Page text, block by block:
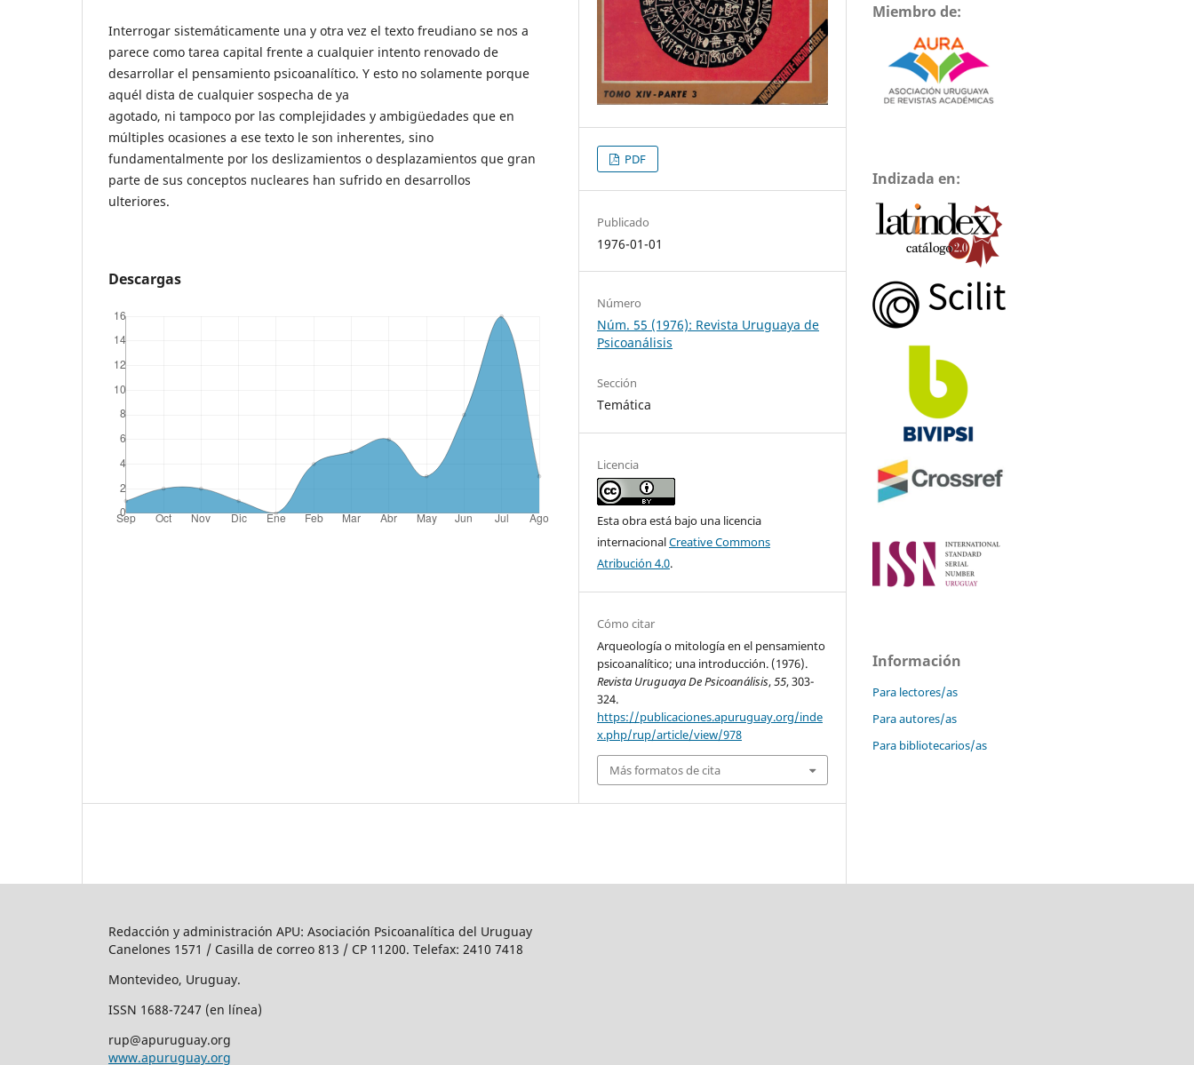
Interrogar sistemáticamente una y otra vez el texto freudiano se nos a
parece como tarea capital frente a cualquier intento renovado de
desarrollar el pensamiento psicoanalítico. Y esto no solamente porque
aquél dista de cualquier sospecha de ya
agotado, ni tampoco por las complejidades y ambigüedades que en
múltiples ocasiones a ese texto le son inherentes, sino
fundamentalmente por los deslizamientos o desplazamientos que gran
parte de sus conceptos nucleares han sufrido en desarrollos
ulteriores.
Descargas
PDF
Publicado
1976-01-01
Número
Núm. 55 (1976): Revista Uruguaya de
Psicoanálisis
Sección
Temática
Licencia
Esta obra está bajo una licencia
internacionalCreative Commons
Atribución 4.0.
Cómo citar
Arqueología o mitología en el pensamiento
psicoanalítico; una introducción. (1976).
Revista Uruguaya De Psicoanálisis,55, 303-
324.
https://publicaciones.apuruguay.org/inde
x.php/rup/article/view/978
Más formatos de cita
Miembro de:
Indizada en:
Información
Para lectores/as
Para autores/as
Para bibliotecarios/as
Redacción y administración APU: Asociación Psicoanalítica del Uruguay
Canelones 1571 / Casilla de correo 813 / CP 11200. Telefax: 2410 7418
Montevideo, Uruguay.
ISSN 1688-7247 (en línea)
rup@apuruguay.org
www.apuruguay.org